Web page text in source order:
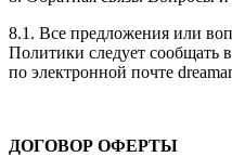
8.1. Все предложения или
Политики следует
по электронной почте
ДОГОВОР ОФЕРТЫ